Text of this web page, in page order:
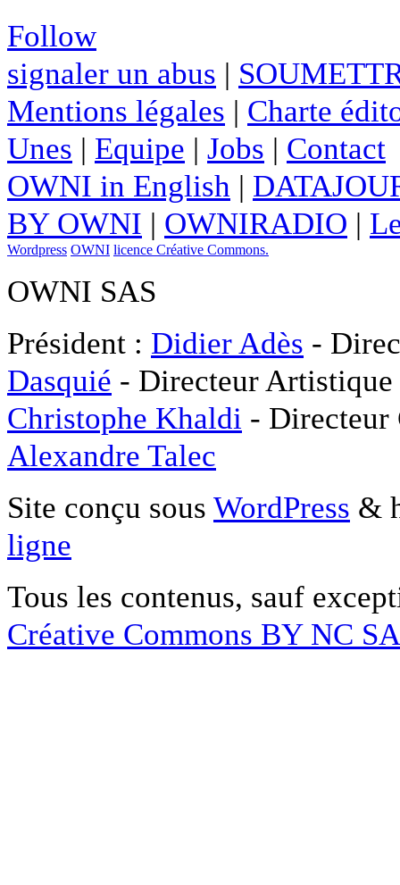
Follow
signaler un abus |
Mentions légales | Charte
Unes | Equipe | Jobs | Contact
OWNI in English |
BY OWNI | OWNIRADIO |
Wordpress OWNI licence Créative Commons.
OWNI SAS
Président : Didier Adès -
Dasquié - Directeur
Christophe Khaldi -
Alexandre Talec
Site conçu sous WordPress &
ligne
Tous les contenus, sauf
Créative Commons BY NC SA